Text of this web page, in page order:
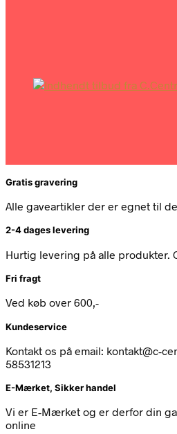
Gratis gravering
Alle gaveartikler der er egnet til
2-4 dages levering
Hurtig levering på alle produkter.
Fri fragt
Ved køb over 600,-
Kundeservice
Kontakt os på email: kontakt@c-
58531213
E-Mærket, Sikker handel
Vi er E-Mærket og er derfor din
online